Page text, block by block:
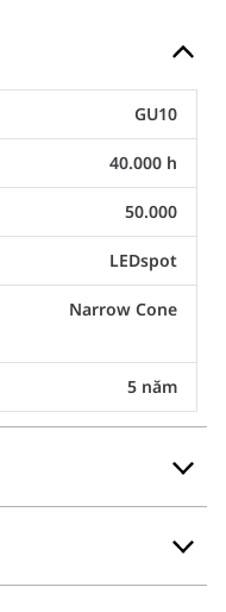
GU10
40.000 h
50.000
LEDspot
Narrow Cone
5 năm